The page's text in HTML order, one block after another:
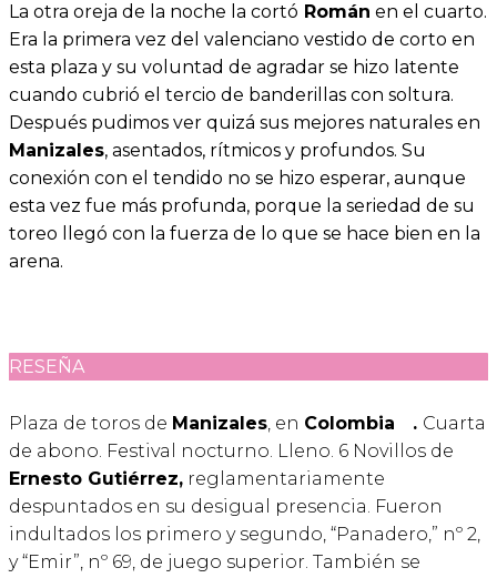
La otra oreja de la noche la cortó Román en el cuarto.
Era la primera vez del valenciano vestido de corto en
esta plaza y su voluntad de agradar se hizo latente
cuando cubrió el tercio de banderillas con soltura.
Después pudimos ver quizá sus mejores naturales en
Manizales, asentados, rítmicos y profundos. Su
conexión con el tendido no se hizo esperar, aunque
esta vez fue más profunda, porque la seriedad de su
toreo llegó con la fuerza de lo que se hace bien en la
arena.
RESEÑA
Plaza de toros de Manizales , en Colombia . Cuarta
de abono. Festival nocturno. Lleno. 6 Novillos de
Ernesto Gutiérrez, reglamentariamente
despuntados en su desigual presencia. Fueron
indultados los primero y segundo, “Panadero,” nº 2,
y “Emir”, nº 69, de juego superior. También se